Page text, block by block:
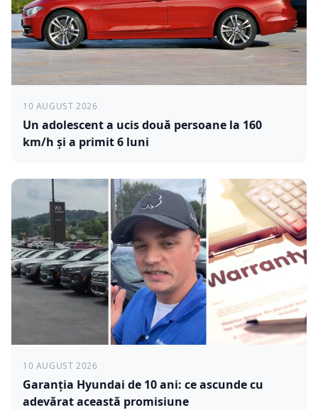
10 AUGUST 2026
Un adolescent a ucis două persoane la 160
km/h și a primit 6 luni
10 AUGUST 2026
Garanția Hyundai de 10 ani: ce ascunde cu
adevărat această promisiune